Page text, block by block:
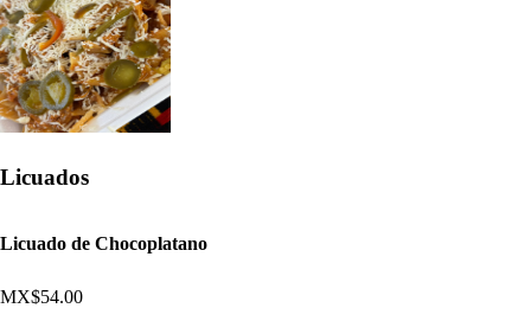
Licuados
Licuado de Chocoplatano
MX$54.00